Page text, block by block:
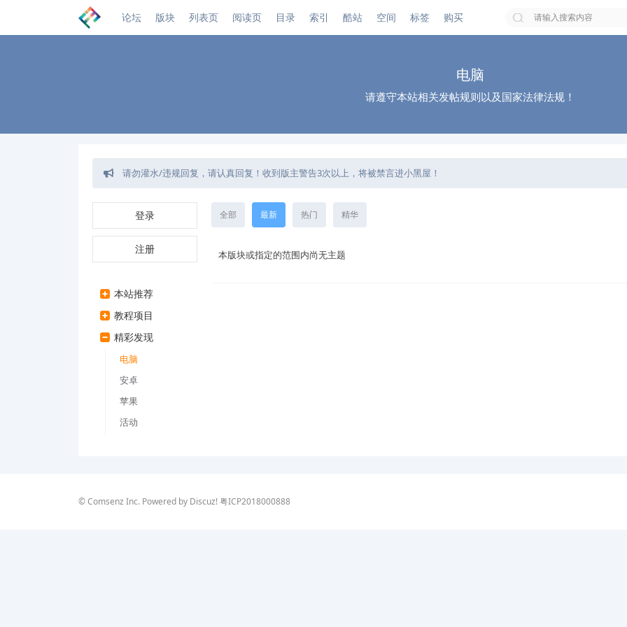
论坛 版块 列表页 阅读页 目录 索引 酷站 空间 标签 购买
电脑
请遵守本站相关发帖规则以及国家法律法规！
请勿灌水/违规回复，请认真回复！收到版主警告3次以上，将被禁言进小黑屋！
如发现链接失效/灌水/广告等违规行为，可使用帖子内的举报功能进行反馈，等待回复处理！
登录
注册
本站推荐
教程项目
精彩发现
电脑
安卓
苹果
活动
全部 最新 热门 精华
本版块或指定的范围内尚无主题
©Comsenz Inc. Powered by Discuz!粤ICP2018000888